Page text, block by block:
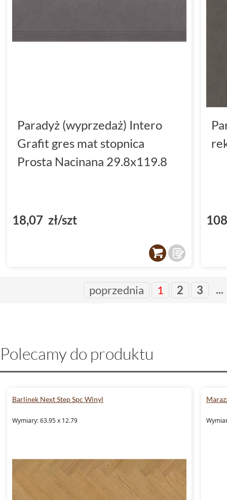
Paradyż (wyprzedaż) Intero
Grafit gres mat stopnica
Prosta Nacinana 29.8x119.8
18,07 zł/szt
poprzednia 1 2 3 ...
Polecamy do produktu
Barlinek Next Step Spc Winyl
Wymiary: 63.95 x 12.79